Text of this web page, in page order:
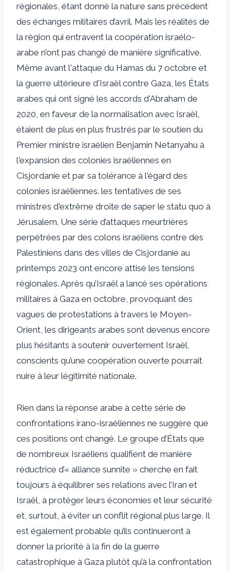
régionales, étant donné la nature sans précédent
des échanges militaires d’avril. Mais les réalités de
la région qui entravent la coopération israélo-
arabe n’ont pas changé de manière significative.
Même avant l'attaque du Hamas du 7 octobre et
la guerre ultérieure d'Israël contre Gaza, les États
arabes qui ont signé les accords d'Abraham de
2020, en faveur de la normalisation avec Israël,
étaient de plus en plus frustrés par le soutien du
Premier ministre israélien Benjamin Netanyahu à
l'expansion des colonies israéliennes en
Cisjordanie et par sa tolérance à l'égard des
colonies israéliennes. les tentatives de ses
ministres d'extrême droite de saper le statu quo à
Jérusalem. Une série d’attaques meurtrières
perpétrées par des colons israéliens contre des
Palestiniens dans des villes de Cisjordanie au
printemps 2023 ont encore attisé les tensions
régionales. Après qu’Israël a lancé ses opérations
militaires à Gaza en octobre, provoquant des
vagues de protestations à travers le Moyen-
Orient, les dirigeants arabes sont devenus encore
plus hésitants à soutenir ouvertement Israël,
conscients qu’une coopération ouverte pourrait
nuire à leur légitimité nationale.
Rien dans la réponse arabe à cette série de
confrontations irano-israéliennes ne suggère que
ces positions ont changé. Le groupe d’États que
de nombreux Israéliens qualifient de manière
réductrice d’« alliance sunnite » cherche en fait
toujours à équilibrer ses relations avec l’Iran et
Israël, à protéger leurs économies et leur sécurité
et, surtout, à éviter un conflit régional plus large. Il
est également probable qu’ils continueront à
donner la priorité à la fin de la guerre
catastrophique à Gaza plutôt qu’à la confrontation